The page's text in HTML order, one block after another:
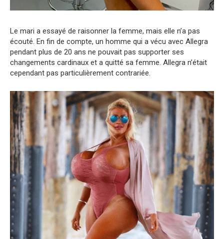
Le mari a essayé de raisonner la femme, mais elle n’a pas
écouté. En fin de compte, un homme qui a vécu avec Allegra
pendant plus de 20 ans ne pouvait pas supporter ses
changements cardinaux et a quitté sa femme. Allegra n’était
cependant pas particulièrement contrariée.